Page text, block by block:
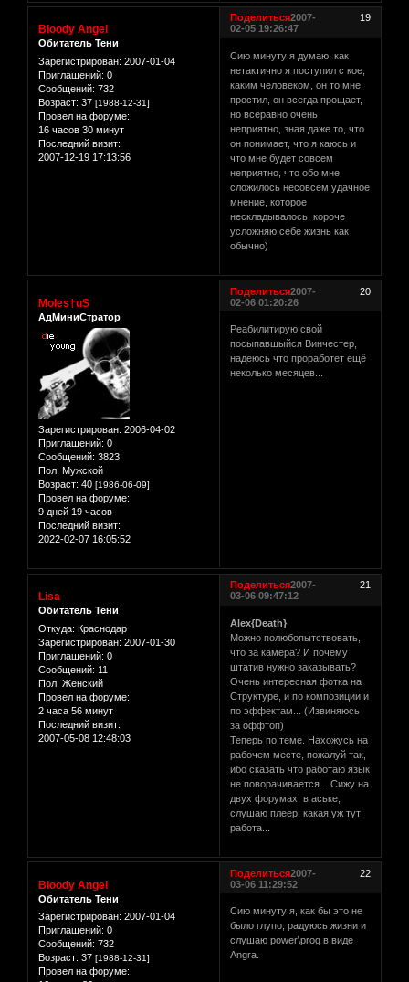
Поделиться 19
2007-
02-05 19:26:47
Bloody Angel
Обитатель Тени
Зарегистрирован: 2007-01-04
Приглашений: 0
Сообщений: 732
Возраст: 37 [1988-12-31]
Провел на форуме:
16 часов 30 минут
Последний визит:
2007-12-19 17:13:56
Сию минуту я думаю, как
нетактично я поступил с кое,
каким человеком, он то мне
простил, он всегда прощает,
но всёравно очень
неприятно, зная даже то, что
он понимает, что я каюсь и
что мне будет совсем
неприятно, что обо мне
сложилось несовсем удачное
мнение, которое
нескладывалось, короче
усложняю себе жизнь как
обычно)
Поделиться 20
2007-
02-06 01:20:26
Moles†uS
АдМиниСтратор
Зарегистрирован: 2006-04-02
Приглашений: 0
Сообщений: 3823
Пол: Мужской
Возраст: 40 [1986-06-09]
Провел на форуме:
9 дней 19 часов
Последний визит:
2022-02-07 16:05:52
Реабилитирую свой
посыпавшыйся Винчестер,
надеюсь что проработет ещё
неколько месяцев...
Поделиться 21
2007-
03-06 09:47:12
Lisa
Обитатель Тени
Откуда: Краснодар
Зарегистрирован: 2007-01-30
Приглашений: 0
Сообщений: 11
Пол: Женский
Провел на форуме:
2 часа 56 минут
Последний визит:
2007-05-08 12:48:03
Alex{Death}
Можно полюбопытствовать,
что за камера? И почему
штатив нужно заказывать?
Очень интересная фотка на
Структуре, и по композиции и
по эффектам... (Извиняюсь
за оффтоп)
Теперь по теме. Нахожусь на
рабочем месте, пожалуй так,
ибо сказать что работаю язык
не поворачивается... Сижу на
двух форумах, в аське,
слушаю плеер, какая уж тут
работа...
Поделиться 22
2007-
03-06 11:29:52
Bloody Angel
Обитатель Тени
Зарегистрирован: 2007-01-04
Приглашений: 0
Сообщений: 732
Возраст: 37 [1988-12-31]
Провел на форуме:
Сию минуту я, как бы это не
было глупо, радуюсь жизни и
слушаю power\prog в виде
Angra.